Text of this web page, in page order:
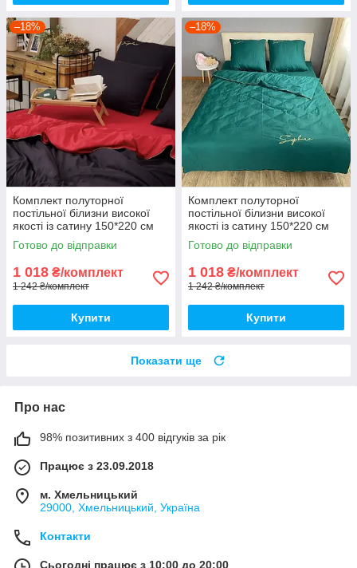
–18%
Комплект полуторної
постільної білизни високої
якості із сатину 150*220 см
Півтораспальний розмір
Готово до відправки
1 018 ₴/комплект
1 242 ₴/комплект
Купити
–18%
Комплект полуторної
постільної білизни високої
якості із сатину 150*220 см
Півтораспальний розмір
Готово до відправки
1 018 ₴/комплект
1 242 ₴/комплект
Купити
Показати ще
Про нас
98% позитивних з 400 відгуків за рік
Працює з 23.09.2018
м. Хмельницький
29000, Хмельницький, Україна
Контакти
Сьогодні працює з 10:00 до 20:00